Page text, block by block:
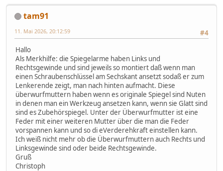
tam91
#4
11. Mai 2026, 20:12:59
Hallo
Als Merkhilfe: die Spiegelarme haben Links und
Rechtsgewinde und sind jeweils so montiert daß wenn man
einen Schraubenschlüssel am Sechskant ansetzt sodaß er zum
Lenkerende zeigt, man nach hinten aufmacht. Diese
überwurfmuttern haben wenn es originale Spiegel sind Nuten
in denen man ein Werkzeug ansetzen kann, wenn sie Glatt sind
sind es Zubehörspiegel. Unter der Überwurfmutter ist eine
Feder mit einer weiteren Mutter über die man die Feder
vorspannen kann und so di eVerderehkraft einstellen kann.
Ich weiß nicht mehr ob die Überwurfmuttern auch Rechts und
Linksgewinde sind oder beide Rechtsgewinde.
Gruß
Christoph